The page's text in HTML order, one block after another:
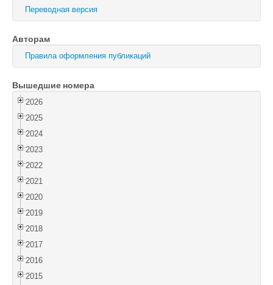
Поиск
Переводная версия
Авторам
Правила оформления публикаций
Вышедшие номера
2026
2025
2024
2023
2022
2021
2020
2019
2018
2017
2016
2015